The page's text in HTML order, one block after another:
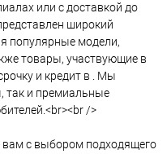
или с доставкой до
широкий
популярные модели,
товары, участвующие в
и кредит в . Мы
так и премиальные
/>
с выбором подходящего